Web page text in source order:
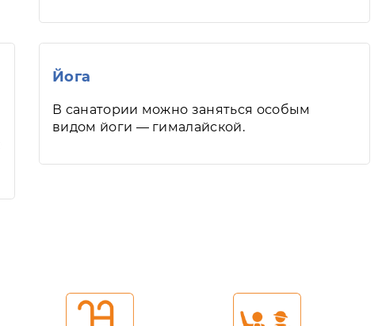
Йога
В санатории можно заняться особым
видом йоги — гималайской.